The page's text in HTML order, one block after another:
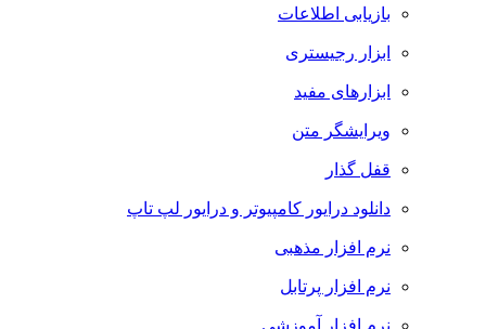
بازیابی اطلاعات
ابزار رجیستری
ابزارهای مفید
ویرایشگر متن
قفل گذار
دانلود درایور کامپیوتر و درایور لپ تاپ
نرم افزار مذهبی
نرم افزار پرتابل
نرم افزار آموزشی